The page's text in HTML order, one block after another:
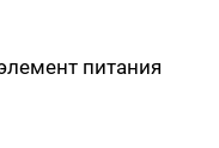
питания